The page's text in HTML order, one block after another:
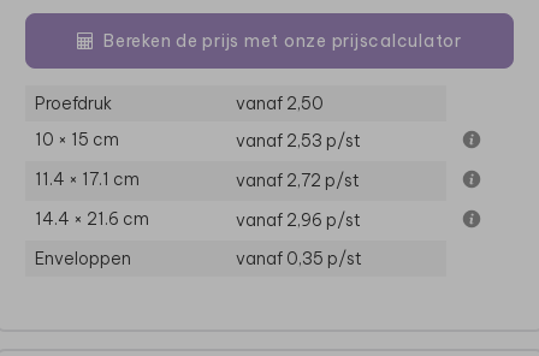
Bereken de prijs met onze prijscalculator
Proefdruk
vanaf 2,50
10 × 15 cm
vanaf 2,53 p/st
11.4 × 17.1 cm
vanaf 2,72 p/st
14.4 × 21.6 cm
vanaf 2,96 p/st
Enveloppen
vanaf 0,35 p/st